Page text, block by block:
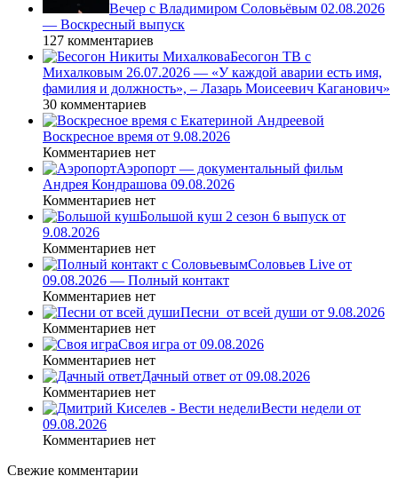
Вечер с Владимиром Соловьёвым 02.08.2026
— Воскресный выпуск
127 комментариев
Бесогон ТВ с
Михалковым 26.07.2026 — «У каждой аварии есть имя,
фамилия и должность», – Лазарь Моисеевич Каганович»
30 комментариев
Воскресное время от 9.08.2026
Комментариев нет
Аэропорт — документальный фильм
Андрея Кондрашова 09.08.2026
Комментариев нет
Большой куш 2 сезон 6 выпуск от
9.08.2026
Комментариев нет
Соловьев Live от
09.08.2026 — Полный контакт
Комментариев нет
Песни_от всей души от 9.08.2026
Комментариев нет
Своя игра от 09.08.2026
Комментариев нет
Дачный ответ от 09.08.2026
Комментариев нет
Вести недели от
09.08.2026
Комментариев нет
Свежие комментарии